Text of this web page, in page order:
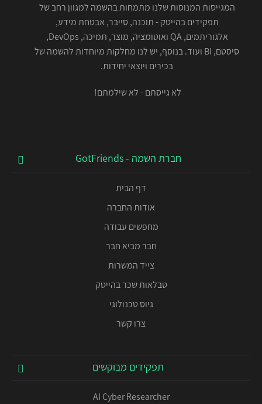
המגייסות המנוסות שלנו מתמחות בהשמה למגוון רחב של
תפקידים בהייטק - תוכנה, סייבר, אבטחת מידע,
אלגוריתמים, QA ואוטומציה, מוצר, תמיכה, DevOps,
סיסטם, BI ועוד. בנוסף, יש לנו מחלקות מיוחדות להשמה של
בכירים ויוצאי יחידות.
לא גייסתם - לא שילמתם!
חברת השמה - GotFriends
דף הבית
אודות החברה
מחפשים עבודה
חבר מביא חבר
צייד המשרות
טבלאות שכר בהייטק
גיוס טכנולוגי
צרו קשר
תפקידים מבוקשים
AI Cyber Researcher